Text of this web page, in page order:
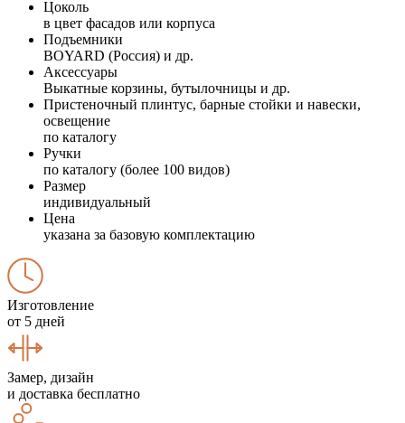
Цоколь
в цвет фасадов или корпуса
Подъемники
BOYARD (Россия) и др.
Аксессуары
Выкатные корзины, бутылочницы и др.
Пристеночный плинтус, барные стойки и навески,
освещение
по каталогу
Ручки
по каталогу (более 100 видов)
Размер
индивидуальный
Цена
указана за базовую комплектацию
Изготовление
от 5 дней
Замер, дизайн
и доставка бесплатно